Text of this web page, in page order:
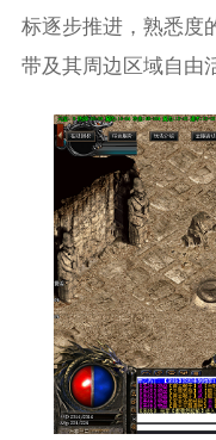
标逐步推进，熟悉度
带及其周边区域自由